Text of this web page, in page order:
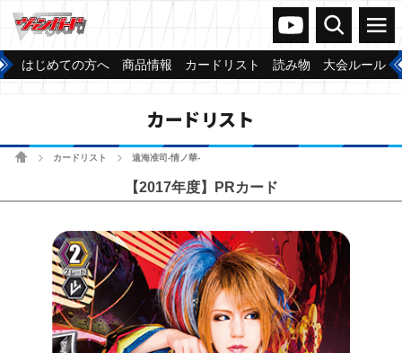
ヴァンガードch
検索 メニュー
はじめての方へ 商品情報 カードリスト 読み物 大会ルール
カードリスト
ホームカードリスト 遠海准司-情ノ華-
【2017年度】PRカード